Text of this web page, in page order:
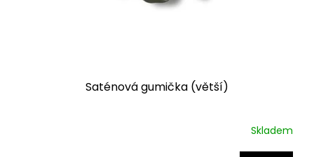
Saténová gumička (větší)
Skladem